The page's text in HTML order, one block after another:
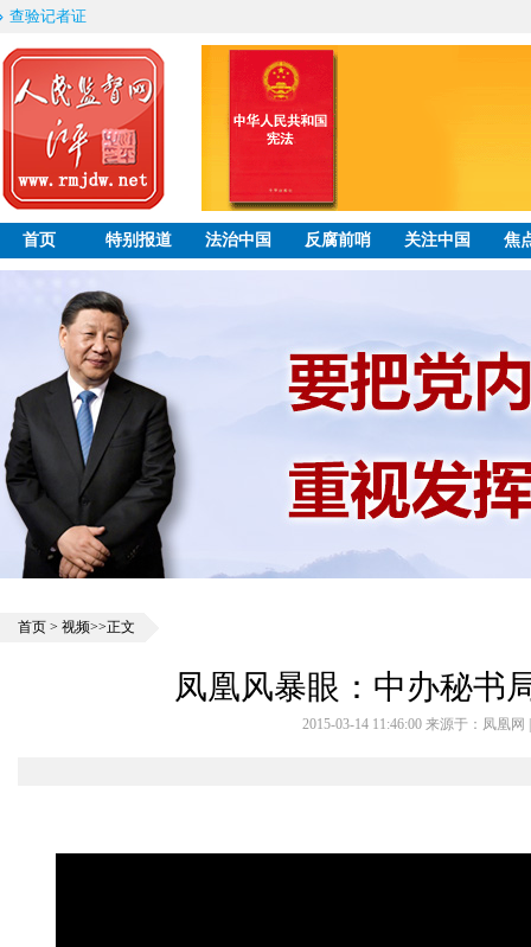
查验记者证
首页 特别报道 法治中国 反腐前哨 关注中国 焦
首页 > 视频>>正文
凤凰风暴眼：中办秘书
2015-03-14 11:46:00 来源于：凤凰